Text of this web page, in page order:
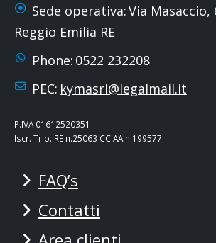
Sede operativa:Via Masaccio,
Reggio Emilia RE
Phone: 0522 232208
PEC: kymasrl@legalmail.it
P.IVA 01612520351
Iscr. Trib. RE n.25063 CCIAA n.199577
FAQ’s
Contatti
Area clienti